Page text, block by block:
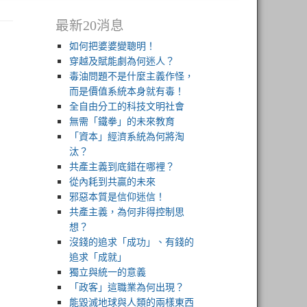
最新20消息
如何把婆婆變聰明！
穿越及賦能劇為何迷人？
毒油問題不是什麼主義作怪，
而是價值系統本身就有毒！
全自由分工的科技文明社會
無需「鐵拳」的未來教育
「資本」經濟系統為何將淘
汰？
共產主義到底錯在哪裡？
從內耗到共贏的未來
邪惡本質是信仰迷信！
共產主義，為何非得控制思
想？
沒錢的追求「成功」、有錢的
追求「成就」
獨立與統一的意義
「政客」這職業為何出現？
能毀滅地球與人類的兩樣東西